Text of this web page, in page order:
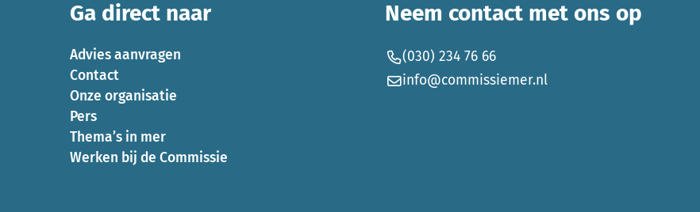
Ga direct naar
Advies aanvragen
Contact
Onze organisatie
Pers
Thema’s in mer
Werken bij de Commissie
Neem contact met ons op
(030) 234 76 66
info@commissiemer.nl